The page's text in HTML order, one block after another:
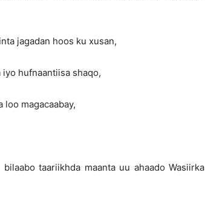
hoos ku xusan,
hufnaantiisa shaqo,
magacaabay,
taariikhda maanta uu ahaado Wasiirka